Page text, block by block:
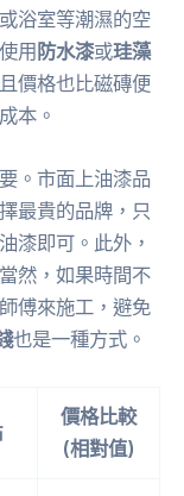
浴室等潮濕的空
用防水漆或珪藻
價格也比磁磚便
本。
。市面上油漆品
最貴的品牌，只
漆即可。此外，
然，如果時間不
傅來施工，避免
也是一種方式。
價格比較
(相對值)